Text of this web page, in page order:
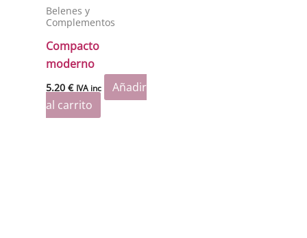
Belenes y
Complementos
Compacto
moderno
5.20€ IVA inc
Añadir
al carrito